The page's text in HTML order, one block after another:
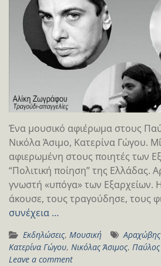
Ένα μουσικό αφιέρωμα στους
Νικόλα Άσιμο, Κατερίνα Γώγου.
αφιερωμένη στους ποιητές των
“Πολιτική ποίηση” της Ελλάδας.
γνωστή «υπόγα» των Εξαρχείων.
άκουσε, τους τραγούδησε, τους
συνέχεια …
Εκδηλώσεις, Μουσική
Κατερίνα Γώγου, Νικόλας Άσιμος,
Leave a comment